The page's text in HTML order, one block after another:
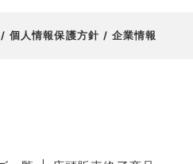
個人情報保護方針 企業情報